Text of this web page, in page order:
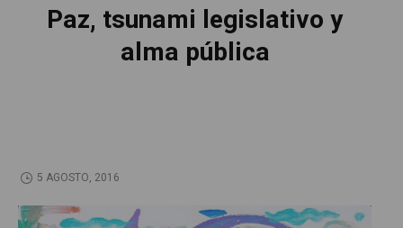
Paz, tsunami legislativo y
alma pública
5 AGOSTO, 2016